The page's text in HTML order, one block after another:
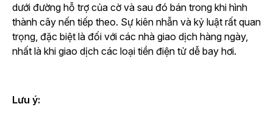
dưới đường hỗ trợ của cờ và sau đó bán trong khi hình
thành cây nến tiếp theo. Sự kiên nhẫn và kỷ luật rất quan
trọng, đặc biệt là đối với các nhà giao dịch hàng ngày,
nhất là khi giao dịch các loại tiền điện tử dễ bay hơi.
Lưu ý: